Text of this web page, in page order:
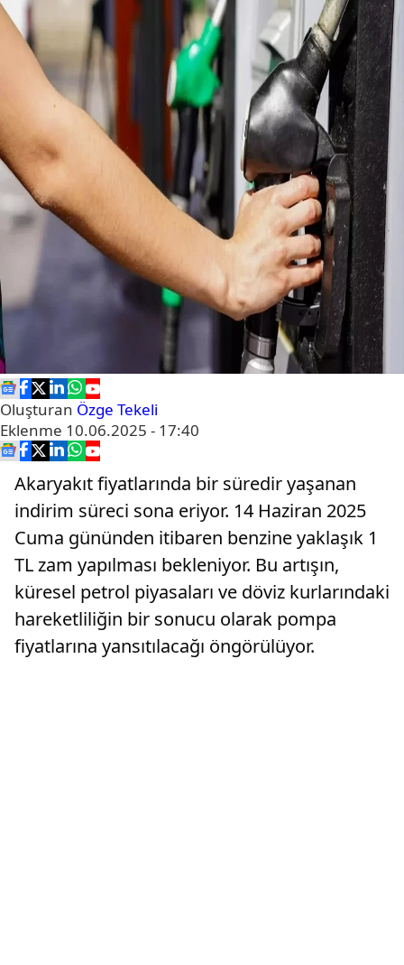
Oluşturan Özge Tekeli
Eklenme 10.06.2025 - 17:40
Akaryakıt fiyatlarında bir süredir yaşanan
indirim süreci sona eriyor. 14 Haziran 2025
Cuma gününden itibaren benzine yaklaşık 1
TL zam yapılması bekleniyor. Bu artışın,
küresel petrol piyasaları ve döviz kurlarındaki
hareketliliğin bir sonucu olarak pompa
fiyatlarına yansıtılacağı öngörülüyor.